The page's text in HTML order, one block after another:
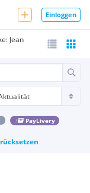
Einloggen
Jean
PayLivery